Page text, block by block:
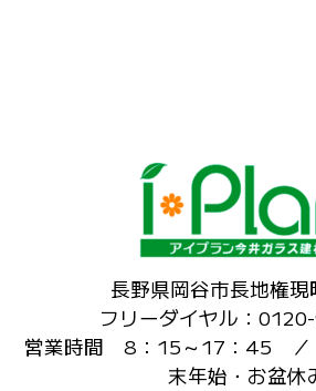
長野県岡谷市長地権
フリーダイヤル：
営業時間 8：15～17：45 ／
末年始・お盆休